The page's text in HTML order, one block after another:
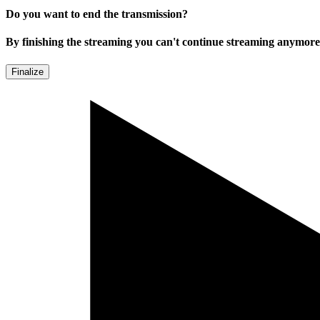
Do you want to end the transmission?
By finishing the streaming you can't continue streaming